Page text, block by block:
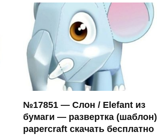
№17851 — Слон / Elefant из
бумаги — развертка (шаблон)
papercraft скачать бесплатно